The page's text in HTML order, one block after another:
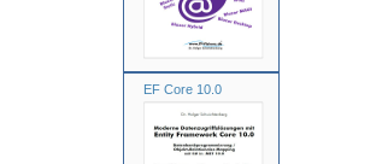
EF Core 10.0